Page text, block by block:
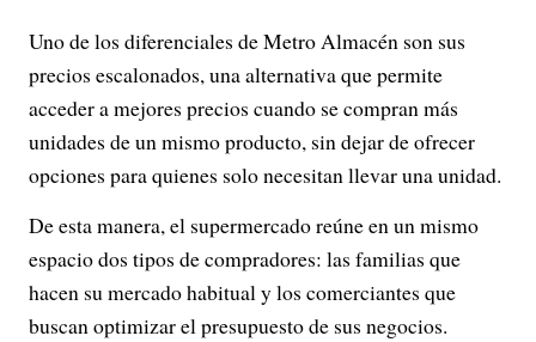
Uno de los diferenciales de Metro Almacén son sus
precios escalonados, una alternativa que permite
acceder a mejores precios cuando se compran más
unidades de un mismo producto, sin dejar de ofrecer
opciones para quienes solo necesitan llevar una unidad.
De esta manera, el supermercado reúne en un mismo
espacio dos tipos de compradores: las familias que
hacen su mercado habitual y los comerciantes que
buscan optimizar el presupuesto de sus negocios.